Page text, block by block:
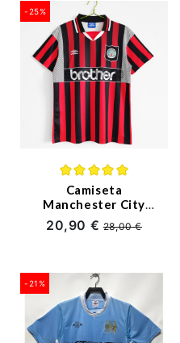
-25%
(4)
Camiseta
Manchester City
Segunda Equipación
Retro 1994/95
20,90 €28,00 €
-21%